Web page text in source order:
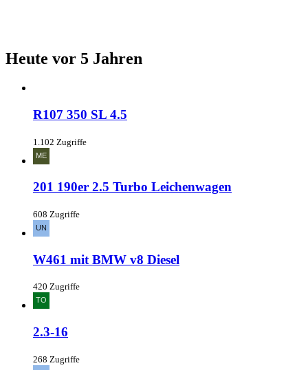
Heute vor 5 Jahren
R107 350 SL 4.5
1.102 Zugriffe
201 190er 2.5 Turbo Leichenwagen
608 Zugriffe
W461 mit BMW v8 Diesel
420 Zugriffe
2.3-16
268 Zugriffe